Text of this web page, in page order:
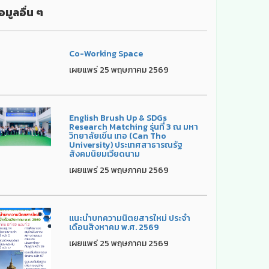
มูลอื่น ๆ
Co-Working Space
เผยแพร่ 25 พฤษภาคม 2569
English Brush Up & SDGs
Research Matching รุ่นที่ 3 ณ มหา
วิทยาลัยเขิ่น เทอ (Can Tho
University) ประเทศสาธารณรัฐ
สังคมนิยมเวียดนาม
เผยแพร่ 25 พฤษภาคม 2569
แนะนำบทความนิตยสารใหม่ ประจำ
เดือนสิงหาคม พ.ศ. 2569
เผยแพร่ 25 พฤษภาคม 2569